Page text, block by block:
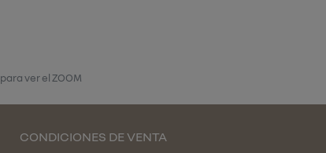
ver el ZOOM
CONDICIONES DE VENTA